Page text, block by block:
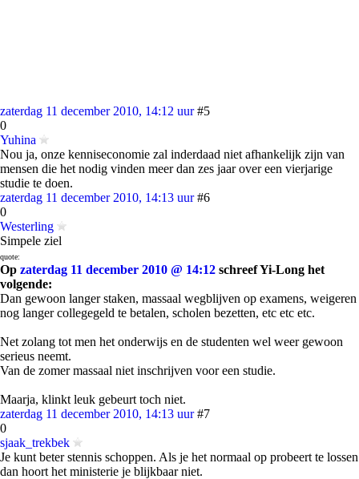
zaterdag 11 december 2010, 14:12 uur #5
0
Yuhina
Nou ja, onze kenniseconomie zal inderdaad niet afhankelijk zijn van
mensen die het nodig vinden meer dan zes jaar over een vierjarige
studie te doen.
zaterdag 11 december 2010, 14:13 uur #6
0
Westerling
Simpele ziel
quote:
Op zaterdag 11 december 2010 @ 14:12 schreef Yi-Long het
volgende:
Dan gewoon langer staken, massaal wegblijven op examens, weigeren
nog langer collegegeld te betalen, scholen bezetten, etc etc etc.
Net zolang tot men het onderwijs en de studenten wel weer gewoon
serieus neemt.
Van de zomer massaal niet inschrijven voor een studie.
Maarja, klinkt leuk gebeurt toch niet.
zaterdag 11 december 2010, 14:13 uur #7
0
sjaak_trekbek
Je kunt beter stennis schoppen. Als je het normaal op probeert te lossen
dan hoort het ministerie je blijkbaar niet.